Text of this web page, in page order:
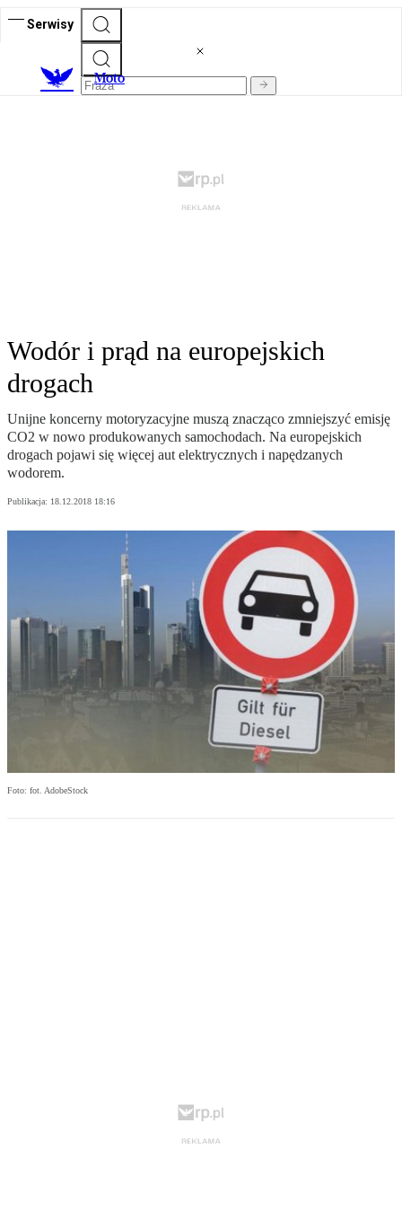
Serwisy
Moto
Wodór i prąd na europejskich
drogach
Unijne koncerny motoryzacyjne muszą znacząco zmniejszyć emisję
CO2 w nowo produkowanych samochodach. Na europejskich
drogach pojawi się więcej aut elektrycznych i napędzanych
wodorem.
Publikacja: 18.12.2018 18:16
Foto: fot. AdobeStock